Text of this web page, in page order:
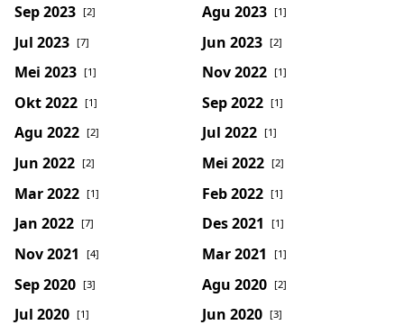
Sep 2023 [2] Agu 2023 [1]
Jul 2023 [7] Jun 2023 [2]
Mei 2023 [1] Nov 2022 [1]
Okt 2022 [1] Sep 2022 [1]
Agu 2022 [2] Jul 2022 [1]
Jun 2022 [2] Mei 2022 [2]
Mar 2022 [1] Feb 2022 [1]
Jan 2022 [7] Des 2021 [1]
Nov 2021 [4] Mar 2021 [1]
Sep 2020 [3] Agu 2020 [2]
Jul 2020 [1] Jun 2020 [3]